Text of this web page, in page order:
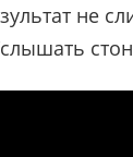
не